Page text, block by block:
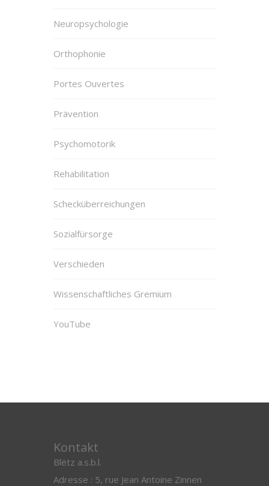
Neuropsychologie
Orthophonie
Portes Ouvertes
Prävention
Psychomotorik
Rehabilitation
Schecküberreichungen
Sozialfürsorge
Verschieden
Wissenschaftliches Gremium
YouTube
Kontakt
Blëtz a.s.b.l.
Adresse : 5, rue Jean Antoine Zinnen